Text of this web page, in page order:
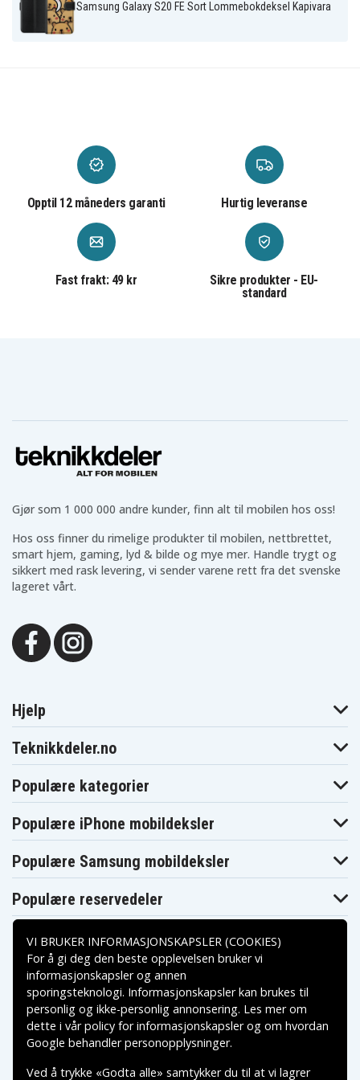
Materiale Kunstlær
Samsung Galaxy S20 FE Sort Lommebokdeksel Kapivara
Opptil 12 måneders garanti Hurtig leveranse
Fast frakt: 49 kr
Sikre produkter - EU-
standard
Gjør som 1 000 000 andre kunder, finn alt til mobilen hos oss!
Hos oss finner du rimelige produkter til mobilen, nettbrettet,
smart hjem, gaming, lyd & bilde og mye mer. Handle trygt og
sikkert med rask levering, vi sender varene rett fra det svenske
lageret vårt.
Hjelp
Teknikkdeler.no
Populære kategorier
Populære iPhone mobildeksler
Populære Samsung mobildeksler
Populære reservedeler
Betalingsalternativer
Leveringsalternativer
VI BRUKER INFORMASJONSKAPSLER (COOKIES)
For å gi deg den beste opplevelsen bruker vi
informasjonskapsler og annen
sporingsteknologi. Informasjonskapsler kan brukes til
personlig og ikke-personlig annonsering. Les mer om
dette i vårpolicy for informasjonskapslerog om hvordan
Google behandler personopplysninger.
Ved å trykke «Godta alle» samtykker du til at vi lagrer